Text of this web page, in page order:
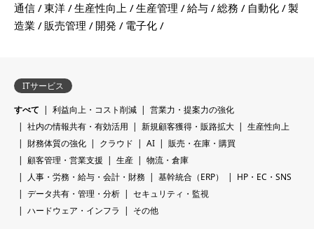
通信
東洋 生産性向上 生産管理 給与 総務 自動化
製
造業
販売管理 開発 電子化
ITサービス
すべて
利益向上・コスト削減
営業力・提案力の強化
社内の情報共有・有効活用
新規顧客獲得・販路拡大
生産性向上
財務体質の強化
クラウド AI
販売・在庫・購買
顧客管理・営業支援
生産
物流・倉庫
人事・労務・給与・会計・財務
基幹統合（ERP）
HP・EC・SNS
データ共有・管理・分析
セキュリティ・監視
ハードウェア・インフラ
その他